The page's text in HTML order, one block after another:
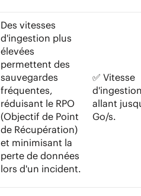
Des vitesses
d'ingestion plus
élevées
permettent des
sauvegardes
fréquentes,
réduisant le RPO
(Objectif de Point
de Récupération)
et minimisant la
perte de données
lors d'un incident.
✅ Vitesse
allant
Go/s.